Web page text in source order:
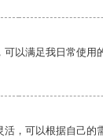
以满足我日常使用
，可以根据自己的